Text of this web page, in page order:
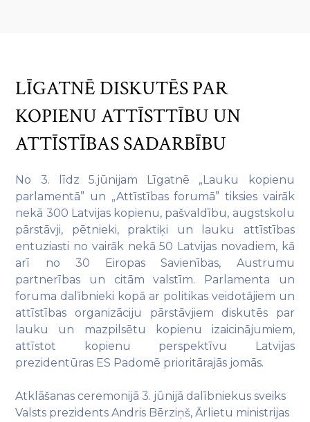
LĪGATNĒ DISKUTĒS PAR
KOPIENU ATTĪSTTĪBU UN
ATTĪSTĪBAS SADARBĪBU
No 3. līdz 5.jūnijam Līgatnē „Lauku kopienu
parlamentā” un „Attīstības forumā” tiksies vairāk
nekā 300 Latvijas kopienu, pašvaldību, augstskolu
pārstāvji, pētnieki, praktiķi un lauku attīstības
entuziasti no vairāk nekā 50 Latvijas novadiem, kā
arī no 30 Eiropas Savienības, Austrumu
partnerības un citām valstīm. Parlamenta un
foruma dalībnieki kopā ar politikas veidotājiem un
attīstības organizāciju pārstāvjiem diskutēs par
lauku un mazpilsētu kopienu izaicinājumiem,
attīstot kopienu perspektīvu Latvijas
prezidentūras ES Padomē prioritārajās jomās.
Atklāšanas ceremonijā 3. jūnijā dalībniekus sveiks
Valsts prezidents Andris Bērziņš, Ārlietu ministrijas